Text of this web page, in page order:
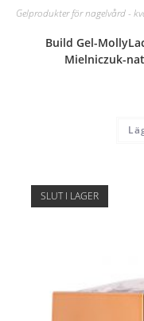
Gelprodukter för nagelvård -
Build Gel-
Mielniczuk-
SLUT I LAGER